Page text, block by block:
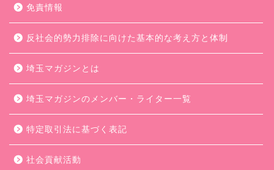
免責情報
反社会的勢力排除に向けた基本的な考え方と体制
埼玉マガジンとは
埼玉マガジンのメンバー・ライター一覧
特定取引法に基づく表記
社会貢献活動